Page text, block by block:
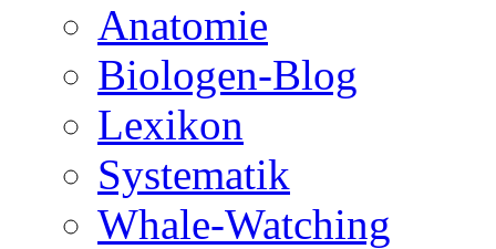
Anatomie
Biologen-Blog
Lexikon
Systematik
Whale-Watching